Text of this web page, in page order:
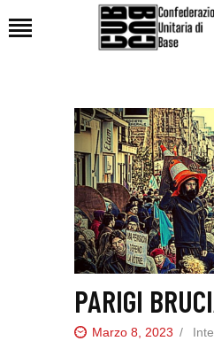
HOME
CHI SIAMO
SEDI
NEWS
PODCAST CUB
TG CUB
INTERNAZIONALE
RASSEGNA STAMPA
PARIGI
Marzo 8, 2023